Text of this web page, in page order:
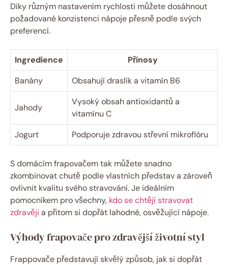
Díky různým nastavením rychlosti můžete dosáhnout
požadované konzistenci nápoje přesně podle svých
preferencí.
Ingredience
Přínosy
Banány
Obsahují draslík a vitamín B6
Jahody
Vysoký obsah antioxidantů a
vitamínu C
Jogurt
Podporuje zdravou střevní mikroflóru
S domácím frapovačem tak můžete snadno
zkombinovat chutě podle vlastních představ a zároveň
ovlivnit kvalitu svého stravování. Je ideálním
pomocníkem pro všechny, kdo se chtějí stravovat
zdravěji a přitom si dopřát lahodné, osvěžující nápoje.
Výhody frapovače pro zdravější životní styl
Frappovače představují skvělý způsob, jak si dopřát